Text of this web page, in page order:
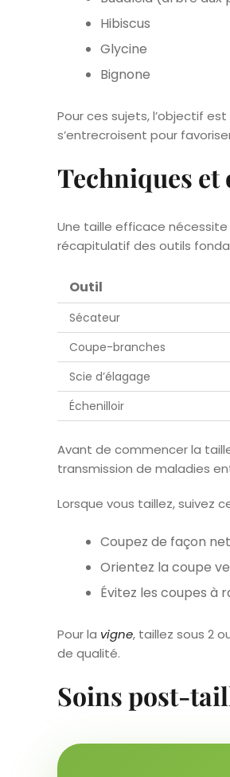
Hibiscus
Glycine
Bignone
Pour ces sujets, l’objectif est
s’entrecroisent pour
Techniques
Une taille efficace
récapitulatif des outils
Outil
Sécateur
Coupe-branches
Scie d’élagage
Échenilloir
Avant de commencer la
transmission de maladies
Lorsque vous taillez, suivez
Coupez de façon
Orientez la coupe
Évitez les coupes à
Pour la vigne, taillez sous 2
de qualité.
Soins post-